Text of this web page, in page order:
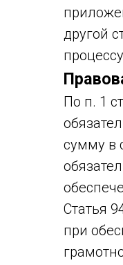
другой
По п. 1
сумму в
Статья
при